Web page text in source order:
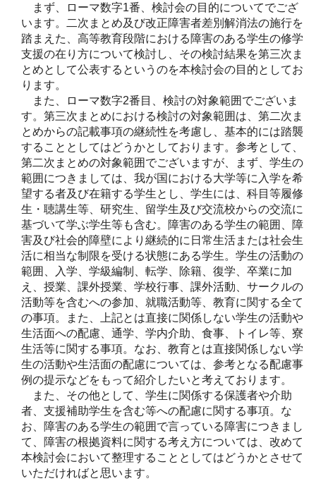
まず、ローマ数字1番、検討会の目的についてでござ
います。二次まとめ及び改正障害者差別解消法の施行を
踏まえた、高等教育段階における障害のある学生の修学
支援の在り方について検討し、その検討結果を第三次ま
とめとして公表するというのを本検討会の目的としてお
ります。
また、ローマ数字2番目、検討の対象範囲でございま
す。第三次まとめにおける検討の対象範囲は、第二次ま
とめからの記載事項の継続性を考慮し、基本的には踏襲
することとしてはどうかとしております。参考として、
第二次まとめの対象範囲でございますが、まず、学生の
範囲につきましては、我が国における大学等に入学を希
望する者及び在籍する学生とし、学生には、科目等履修
生・聴講生等、研究生、留学生及び交流校からの交流に
基づいて学ぶ学生等も含む。障害のある学生の範囲、障
害及び社会的障壁により継続的に日常生活または社会生
活に相当な制限を受ける状態にある学生。学生の活動の
範囲、入学、学級編制、転学、除籍、復学、卒業に加
え、授業、課外授業、学校行事、課外活動、サークルの
活動等を含むへの参加、就職活動等、教育に関する全て
の事項。また、上記とは直接に関係しない学生の活動や
生活面への配慮、通学、学内介助、食事、トイレ等、寮
生活等に関する事項。なお、教育とは直接関係しない学
生の活動や生活面の配慮については、参考となる配慮事
例の提示などをもって紹介したいと考えております。
また、その他として、学生に関係する保護者や介助
者、支援補助学生を含む等への配慮に関する事項。な
お、障害のある学生の範囲で言っている障害につきまし
て、障害の根拠資料に関する考え方については、改めて
本検討会において整理することとしてはどうかとさせて
いただければと思います。